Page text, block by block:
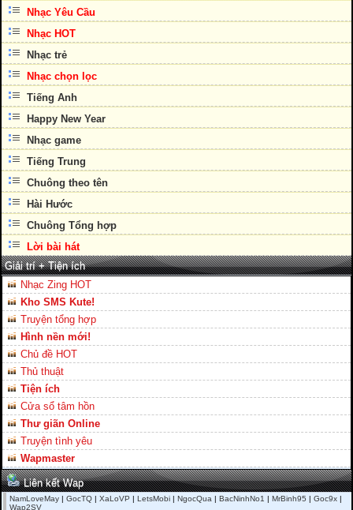
Nhạc Yêu Cầu
Nhạc HOT
Nhạc trẻ
Nhạc chọn lọc
Tiếng Anh
Happy New Year
Nhạc game
Tiếng Trung
Chuông theo tên
Hài Hước
Chuông Tổng hợp
Lời bài hát
Giải trí + Tiện ích
Nhạc Zing HOT
Kho SMS Kute!
Truyện tổng hợp
Hình nền mới!
Chủ đề HOT
Thủ thuật
Tiện ích
Cửa sổ tâm hồn
Thư giãn Online
Truyện tình yêu
Wapmaster
Liên kết Wap
NamLoveMay | GocTQ | XaLoVP | LetsMobi | NgocQua | BacNinhNo1 | MrBinh95 | Goc9x |
Wap2SV